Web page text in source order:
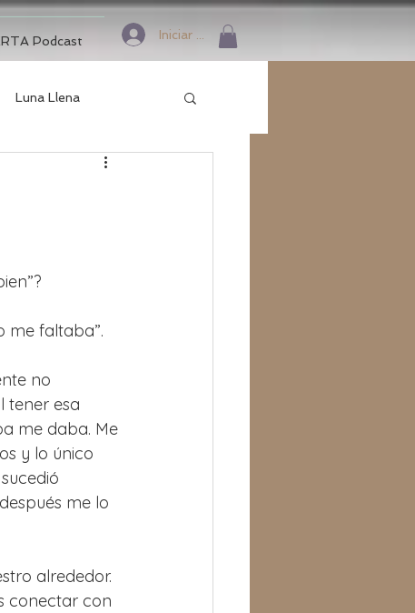
Podcast Iniciar sesión
Luna Llena
me faltaba”.
no
tener esa
me daba. Me
y lo único
me lo
alrededor.
conectar con